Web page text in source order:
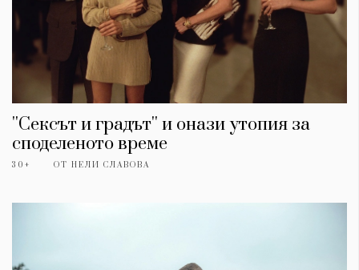
''Сексът и градът'' и онази утопия за
споделеното време
30+ ОТ НЕЛИ СЛАВОВА